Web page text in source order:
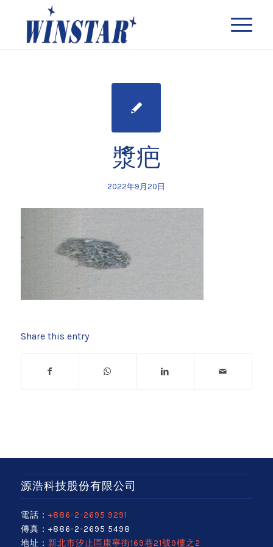
漿疤
2022年9月20日
Share this entry
源浩科技股份有限公司
電話： +886-2-2695 9291
傳真：+886-2-2695 5498
地址： 新北市汐止區康寧街169巷21號9樓之2